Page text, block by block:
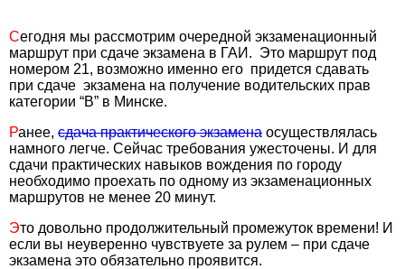
Сегодня мы рассмотрим очередной экзаменационный
маршрут при сдаче экзамена в ГАИ. Это маршрут под
номером 21, возможно именно его придется сдавать
при сдаче экзамена на получение водительских прав
категории “B” в Минске.
Ранее, сдача практического экзамена осуществлялась
намного легче. Сейчас требования ужесточены. И для
сдачи практических навыков вождения по городу
необходимо проехать по одному из экзаменационных
маршрутов не менее 20 минут.
Это довольно продолжительный промежуток времени! И
если вы неуверенно чувствуете за рулем – при сдаче
экзамена это обязательно проявится.